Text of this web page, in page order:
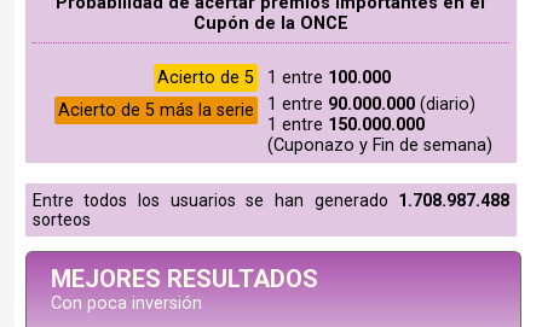
Cupón de la ONCE
Acierto de 5 1 entre 100.000
Acierto de 5 más la serie
1 entre 90.000.000(diario)
1 entre 150.000.000
(Cuponazo y Fin de semana)
Entre todos los usuarios se han generado 1.708.987.488
sorteos
MEJORES RESULTADOS
Con poca inversión